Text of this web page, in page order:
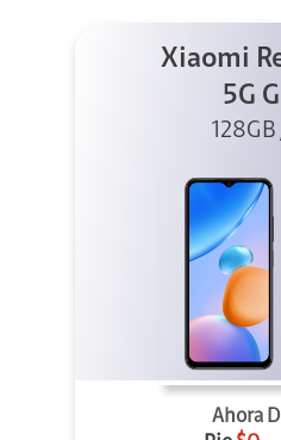
Xiaomi
5G
128GB
Ahora